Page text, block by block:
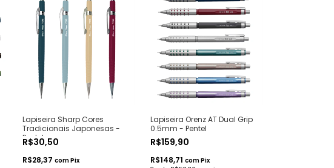
Lapiseira Sharp Cores
Tradicionais Japonesas -
Pentel
R$30,50
R$28,37 comPix
Lapiseira Orenz AT Dual Grip
0.5mm - Pentel
R$159,90
R$148,71 comPix